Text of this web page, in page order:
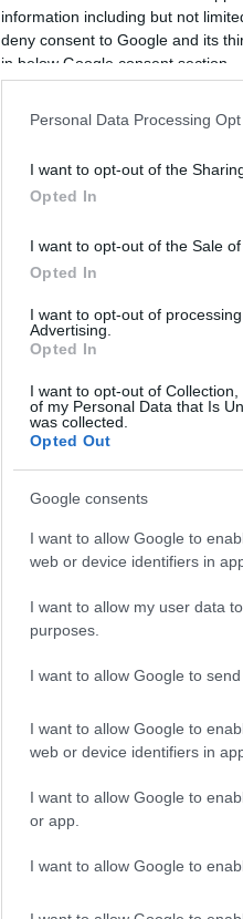
information including but not
deny consent to Google and its
in below Google consent section.
Personal Data Processing
I want to opt-out of the
Opted In
I want to opt-out of the Sale
Opted In
I want to opt-out of
Advertising.
Opted In
I want to opt-out of
of my Personal Data that Is
was collected.
Opted Out
Google consents
I want to allow Google to
web or device identifiers in
I want to allow my user data
purposes.
I want to allow Google to
I want to allow Google to
web or device identifiers in
I want to allow Google to
or app.
I want to allow Google to